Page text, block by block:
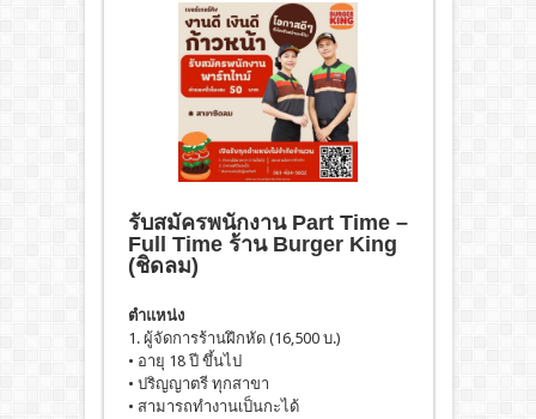
รับสมัครพนักงาน Part Time –
Full Time ร้าน Burger King
(ชิดลม)
ตำแหน่ง
1. ผู้จัดการร้านฝึกหัด (16,500 บ.)
• อายุ 18 ปี ขึ้นไป
• ปริญญาตรี ทุกสาขา
• สามารถทำงานเป็นกะได้